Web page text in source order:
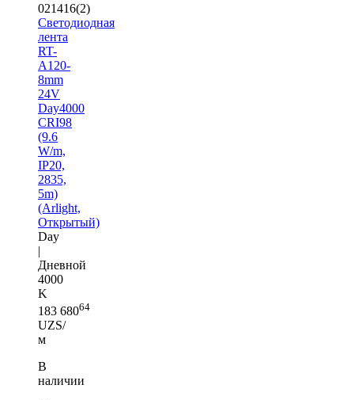
021416(2)
Светодиодная
лента
RT-
A120-
8mm
24V
Day4000
CRI98
(9.6
W/m,
IP20,
2835,
5m)
(Arlight,
Открытый)
Day
|
Дневной
4000
K
183 68064
UZS/
м
В
наличии